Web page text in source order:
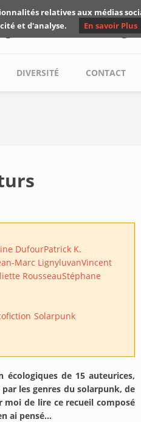
de
DIVERSITÉ CONTACT
DufourPatrick K.
Marc LignyluvanVincent
RousseauStéphane
Solarpunk
écologiques de 15 auteurices,
les genres du solarpunk, de
moi de lire ce recueil composé
ai pensé…
relatives aux médias
et d'analyse.
En savoir Plus